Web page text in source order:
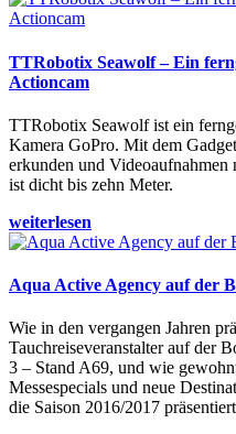
TTRobotix Seawolf – Ein
Actioncam
TTRobotix Seawolf ist ein
Kamera GoPro. Mit dem
erkunden und
ist dicht bis zehn Meter.
weiterlesen
Aqua Active Agency auf der
Wie in den vergangen Jahren
Tauchreiseveranstalter auf der
3 – Stand A69, und wie
Messespecials und neue
die Saison 2016/2017